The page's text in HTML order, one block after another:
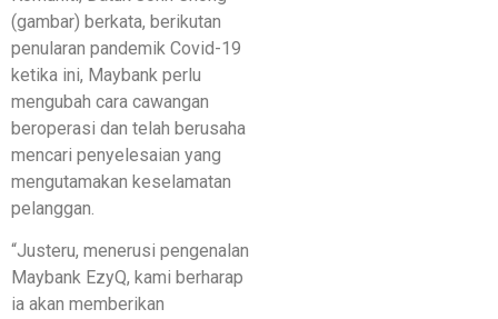
(gambar) berkata, berikutan
penularan pandemik Covid-19
ketika ini, Maybank perlu
mengubah cara cawangan
beroperasi dan telah berusaha
mencari penyelesaian yang
mengutamakan keselamatan
pelanggan.
“Justeru, menerusi pengenalan
Maybank EzyQ, kami berharap
ia akan memberikan